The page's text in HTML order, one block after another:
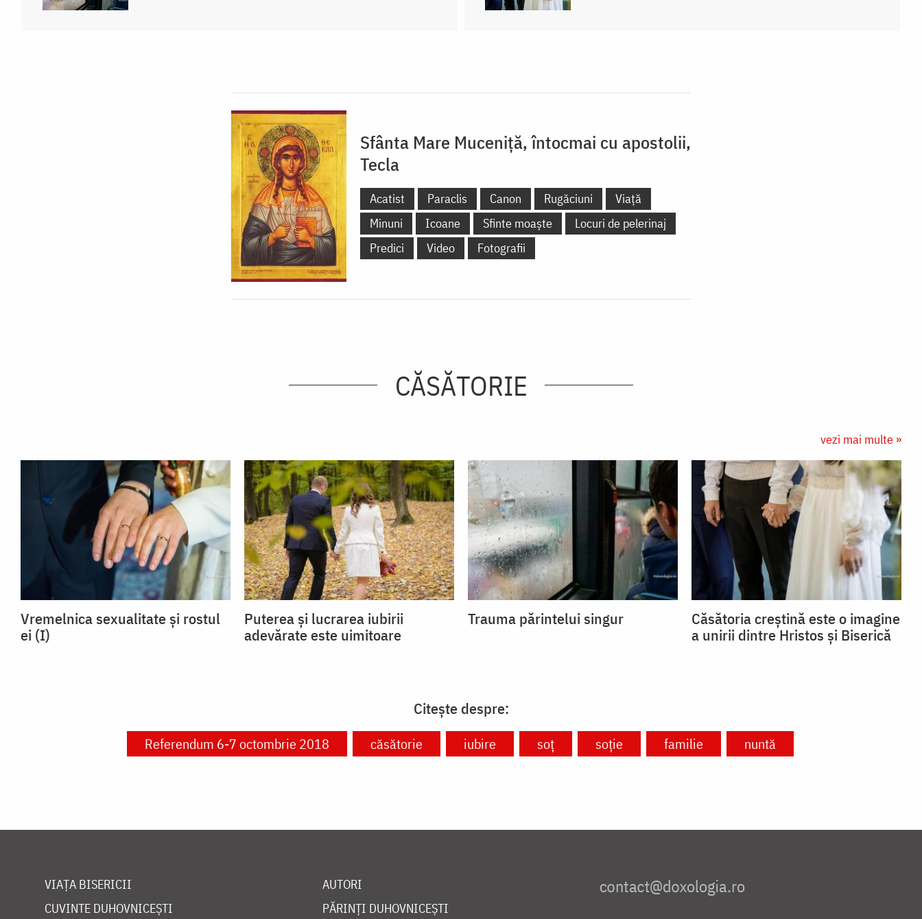
Sfânta Mare Muceniță, întocmai cu apostolii,
Tecla
Acatist Paraclis Canon Rugăciuni
Viață
Minuni
Icoane Sfinte moaște
Locuri de pelerinaj
Predici
Video Fotografii
CĂSĂTORIE
vezi mai multe »
Vremelnica sexualitate și rostul
ei (I)
Puterea și lucrarea iubirii
adevărate este uimitoare
Trauma părintelui singur
Căsătoria creștină este o imagine
a unirii dintre Hristos și Biserică
Citește despre:
Referendum 6-7 octombrie 2018 căsătorie iubire soț soție familie nuntă
VIAȚA BISERICII
CUVINTE DUHOVNICEȘTI
AUTORI
PĂRINȚI DUHOVNICEȘTI